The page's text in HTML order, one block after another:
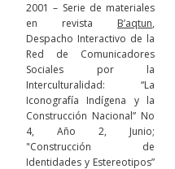
2001 – Serie de materiales
en revista B’aqtun,
Despacho Interactivo de la
Red de Comunicadores
Sociales por la
Interculturalidad: “La
Iconografía Indígena y la
Construcción Nacional” No
4, Año 2, Junio;
"Construcción de
Identidades y Estereotipos”